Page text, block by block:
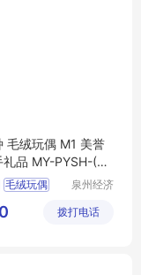
毛绒玩偶 M1 美誉
品 MY-PYSH-(T)
毛绒玩偶
04
泉州经济
区美誉商
拨打电话